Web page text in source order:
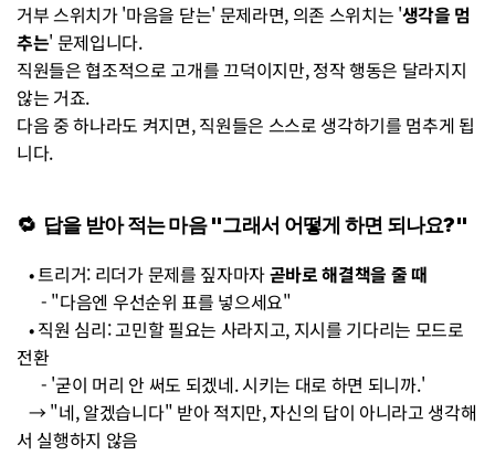
거부 스위치가 '마음을 닫는' 문제라면, 의존 스위치는 '생각을 멈
추는' 문제입니다.
직원들은 협조적으로 고개를 끄덕이지만, 정작 행동은 달라지지
않는 거죠.
다음 중 하나라도 켜지면, 직원들은 스스로 생각하기를 멈추게 됩
니다.
🔁  답을 받아 적는 마음 "그래서 어떻게 하면 되나요?"
   • 트리거: 리더가 문제를 짚자마자
곧바로 해결책을 줄 때
      - "다음엔 우선순위 표를 넣으세요"
   • 직원 심리: 고민할 필요는 사라지고, 지시를 기다리는 모드로
전환
      - '굳이 머리 안 써도 되겠네. 시키는 대로 하면 되니까.'
   → "네, 알겠습니다" 받아 적지만, 자신의 답이 아니라고 생각해
서 실행하지 않음